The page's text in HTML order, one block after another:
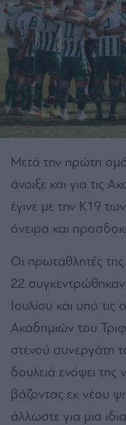
Μετά την πρώτη
άνοιξε και για τις
έγινε με την Κ19
όνειρα και
Οι πρωταθλητές
22
Ιουλίου και υπό
Ακαδημιών του
στενού συνεργάτη
δουλειά ενόψει της
βάζοντας εκ νέου
άλλωστε για μια